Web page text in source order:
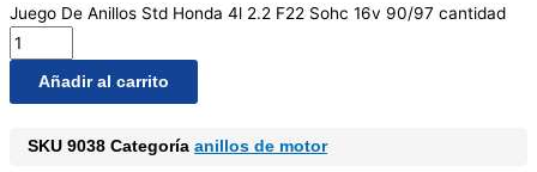
Juego De Anillos Std Honda 4l 2.2 F22 Sohc 16v 90/97 cantidad
Añadir al carrito
SKU 9038 Categoría anillos de motor